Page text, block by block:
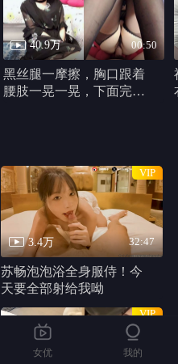
40.9万 00:50
黑丝腿一摩擦，胸口跟着
腰肢一晃一晃，下面完全
3.4万 32:47
VIP
苏畅泡泡浴全身服侍！今
天要全部射给我呦
VIP
女优 我的